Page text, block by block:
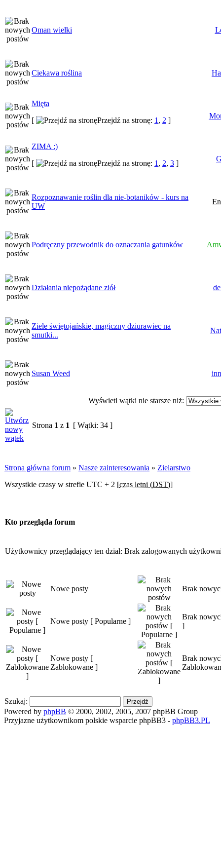
Oman wielki
Ciekawa roślina
Mięta
[
Przejdź na stronę: 1 , 2 ]
ZIMA :)
[
Przejdź na stronę: 1 , 2, 3 ]
Rozpoznawanie roślin dla nie-botaników - kurs na
UW
Podręczny przewodnik do oznaczania gatunków
Działania niepożądane ziół
Ziele świętojańskie, magiczny dziurawiec na
smutki...
Susan Weed
Wyświetl wątki nie starsze niż:
Strona 1 z 1 [ Wątki: 34 ]
Strona główna forum » Nasze zainteresowania » Zielarstwo
Wszystkie czasy w strefie UTC + 2 [czas letni (DST)]
Kto przegląda forum
Użytkownicy przeglądający ten dział: Brak zalogowanych
Nowe posty Brak
Nowe posty [ Popularne ]
Brak
]
Nowe posty [
Zablokowane ]
Brak
Szukaj:
Powered by phpBB © 2000, 2002, 2005, 2007 phpBB Group
Przyjazne użytkownikom polskie wsparcie phpBB3 - phpBB3.PL